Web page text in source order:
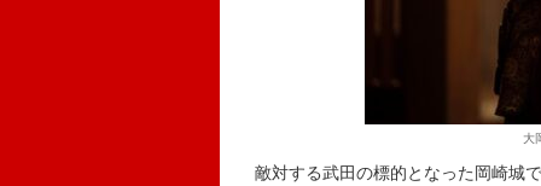
大
敵対する武田の標的となった岡崎城